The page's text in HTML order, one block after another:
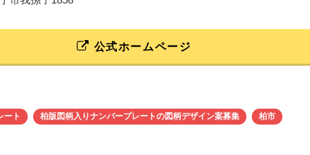
公式ホームページ
ート 柏版図柄入りナンバープレートの図柄デザイン案募集 柏市